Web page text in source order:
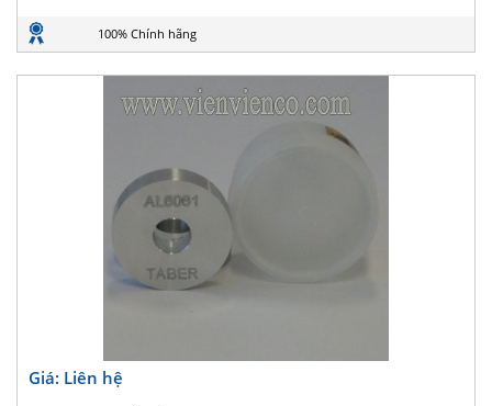
100% Chính hãng
Giá: Liên hệ